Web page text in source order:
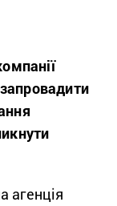
агенція